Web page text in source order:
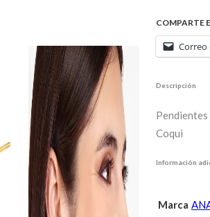
COMPARTE
Correo
Descripción
Coqui
Información
Marca